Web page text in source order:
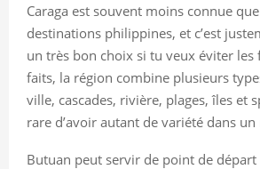
Caraga est souvent moins connue que
destinations philippines, et c’est
un très bon choix si tu veux éviter les
faits, la région combine plusieurs
ville, cascades, rivière, plages, îles et
rare d’avoir autant de variété dans
Butuan peut servir de point de